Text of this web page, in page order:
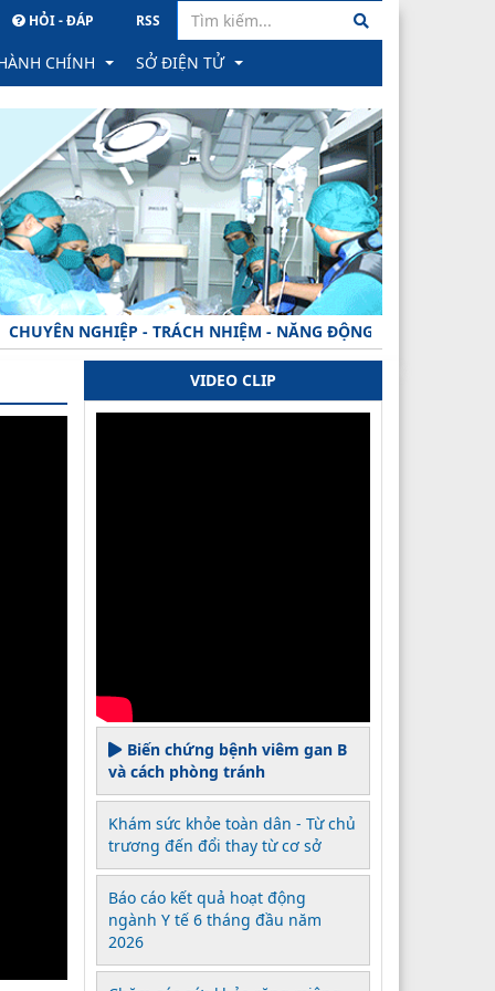
HỎI - ĐÁP RSS
CHÍNH
chính
trực tuyến
trạng xử lý hồ sơ
bản công bố
phản ánh, kiến nghị về quy định hành chính
SỞ ĐIỆN TỬ
PM Quản lý văn bản & Hồ sơ công việc
Hệ thống Hồ sơ Quản lý sức khỏe cá nhân
Hệ thống Gửi nhận văn bản tỉnh
PM Quản lý hồ sơ CB CC, VC tỉnh
NGHIỆP - TRÁCH NHIỆM - NĂNG ĐỘNG - MINH BẠCH - HIỆU
VIDEO CLIP
Biến chứng bệnh viêm gan B
và cách phòng tránh
Khám sức khỏe toàn dân - Từ chủ
trương đến đổi thay từ cơ sở
Báo cáo kết quả hoạt động
ngành Y tế 6 tháng đầu năm
2026